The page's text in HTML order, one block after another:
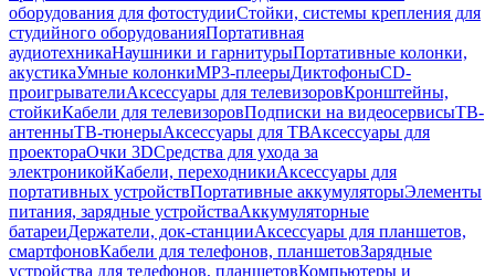
оборудования для фотостудииСтойки, системы крепления для
студийного оборудованияПортативная
аудиотехникаНаушники и гарнитурыПортативные колонки,
акустикаУмные колонкиMP3-плеерыДиктофоныCD-
проигрывателиАксессуары для телевизоровКронштейны,
стойкиКабели для телевизоровПодписки на видеосервисыТВ-
антенныТВ-тюнерыАксессуары для ТВАксессуары для
проектораОчки 3DСредства для ухода за
электроникойКабели, переходникиАксессуары для
портативных устройствПортативные аккумуляторыЭлементы
питания, зарядные устройстваАккумуляторные
батареиДержатели, док-станцииАксессуары для планшетов,
смартфоновКабели для телефонов, планшетовЗарядные
устройства для телефонов, планшетовКомпьютеры и